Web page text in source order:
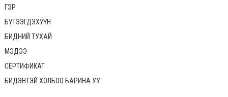
ГЭР
БҮТЭЭГДЭХҮҮН
БИДНИЙ ТУХАЙ
МЭДЭЭ
СЕРТИФИКАТ
БИДЭНТЭЙ ХОЛБОО БАРИНА УУ